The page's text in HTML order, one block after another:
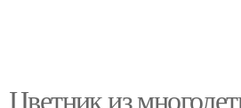
Цветник из